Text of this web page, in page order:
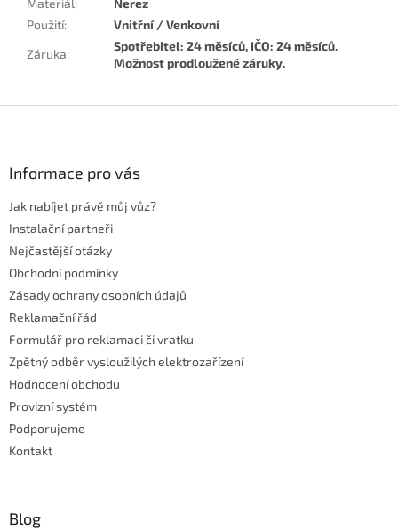
Materiál:
Nerez
Použití:
Vnitřní / Venkovní
Záruka:
Spotřebitel: 24 měsíců, IČO: 24 měsíců.
Možnost prodloužené záruky.
Informace pro vás
Jak nabíjet právě můj vůz?
Instalační partneři
Nejčastější otázky
Obchodní podmínky
Zásady ochrany osobních údajů
Reklamační řád
Formulář pro reklamaci či vratku
Zpětný odběr vysloužilých elektrozařízení
Hodnocení obchodu
Provizní systém
Podporujeme
Kontakt
Blog